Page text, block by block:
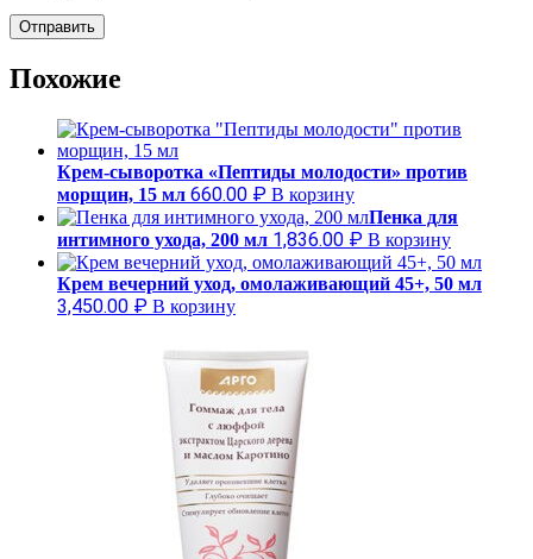
Похожие
Крем-сыворотка «Пептиды молодости» против
морщин, 15 мл 660.00 ₽ В корзину
Пенка для
интимного ухода, 200 мл 1,836.00 ₽ В корзину
Крем вечерний уход, омолаживающий 45+, 50 мл
3,450.00 ₽ В корзину